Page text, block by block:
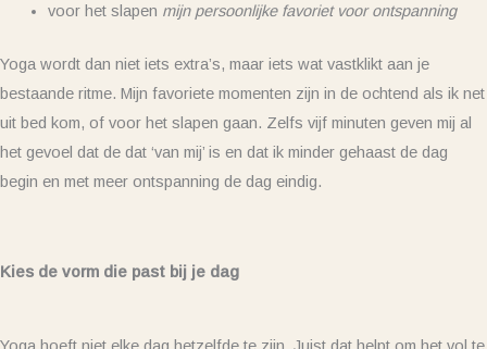
voor het slapen mijn persoonlijke favoriet voor ontspanning
Yoga wordt dan niet iets extra’s, maar iets wat vastklikt aan je
bestaande ritme. Mijn favoriete momenten zijn in de ochtend als ik net
uit bed kom, of voor het slapen gaan. Zelfs vijf minuten geven mij al
het gevoel dat de dat ‘van mij’ is en dat ik minder gehaast de dag
begin en met meer ontspanning de dag eindig.
Kies de vorm die past bij je dag